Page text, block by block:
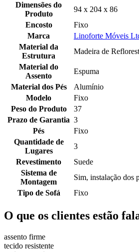
Dimensões do
Produto
94 x 204 x 86
Encosto
Fixo
Marca
Linoforte Móveis
Material da
Estrutura
Madeira de
Material do
Assento
Espuma
Material dos Pés
Alumínio
Modelo
Fixo
Peso do Produto
37
Prazo de Garantia 3
Pés
Fixo
Quantidade de
Lugares
3
Revestimento
Suede
Sistema de
Montagem
Sim, instalação dos
Tipo de Sofá
Fixo
O que os clientes estão
assento firme
tecido resistente